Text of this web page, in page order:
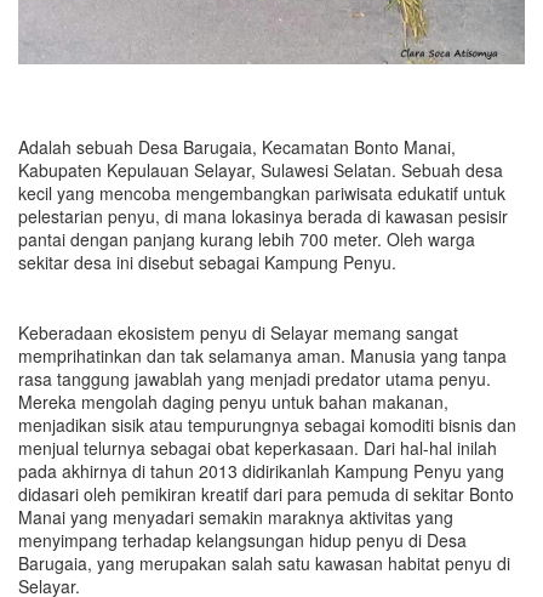
Adalah sebuah Desa Barugaia, Kecamatan Bonto Manai,
Kabupaten Kepulauan Selayar, Sulawesi Selatan. Sebuah desa
kecil yang mencoba mengembangkan pariwisata edukatif untuk
pelestarian penyu, di mana lokasinya berada di kawasan pesisir
pantai dengan panjang kurang lebih 700 meter. Oleh warga
sekitar desa ini disebut sebagai Kampung Penyu.
Keberadaan ekosistem penyu di Selayar memang sangat
memprihatinkan dan tak selamanya aman. Manusia yang tanpa
rasa tanggung jawablah yang menjadi predator utama penyu.
Mereka mengolah daging penyu untuk bahan makanan,
menjadikan sisik atau tempurungnya sebagai komoditi bisnis dan
menjual telurnya sebagai obat keperkasaan. Dari hal-hal inilah
pada akhirnya di tahun 2013 didirikanlah Kampung Penyu yang
didasari oleh pemikiran kreatif dari para pemuda di sekitar Bonto
Manai yang menyadari semakin maraknya aktivitas yang
menyimpang terhadap kelangsungan hidup penyu di Desa
Barugaia, yang merupakan salah satu kawasan habitat penyu di
Selayar.